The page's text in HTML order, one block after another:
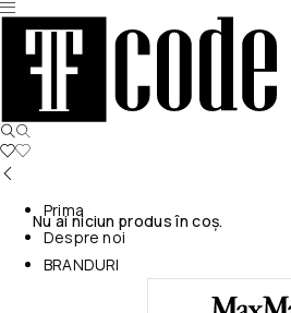
Nu ai niciun produs în coș.
Prima
Despre noi
BRANDURI